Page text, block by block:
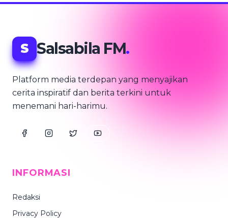
S Salsabila FM.
Platform media terdepan yang menyajikan
cerita inspiratif dan berita terkini untuk
menemani hari-harimu.
INFORMASI
Redaksi
Privacy Policy